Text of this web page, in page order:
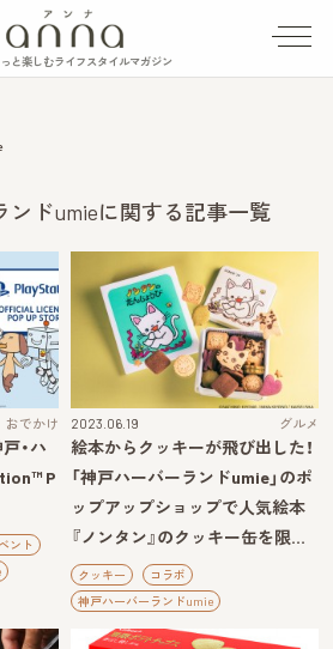
と楽しむライフスタイルマガジン
ンドumieに関する記事一覧
おでかけ
・ハ
P
ント
2023.06.19 グルメ
絵本からクッキーが飛び出した！
「神戸ハーバーランドumie」のポ
ップアップショップで人気絵本
『ノンタン』のクッキー缶を限…
クッキー
コラボ
神戸ハーバーランドumie